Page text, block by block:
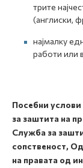
трите
(англиски,
најмалку
работи или
Посебни услови
за заштита на
Служба за
сопственост,
на правата од